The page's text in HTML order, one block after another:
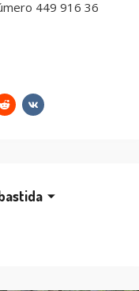
449 916 36